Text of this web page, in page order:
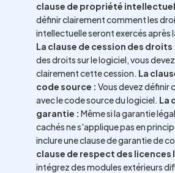
clause de propriété
définir clairement comment les
intellectuelle seront exercés après
La clause de cession des droits
des droits sur le logiciel, vous
clairement cette cession. La
code source : Vous devez définir
avec le code source du logiciel. La
garantie : Même si la garantie
cachés ne s'applique pas en
inclure une clause de garantie de
clause de respect des licences
intégrez des modules extérieurs